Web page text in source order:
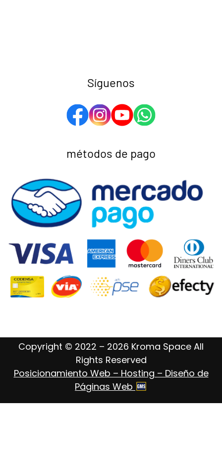
Síguenos
métodos de pago
Copyright © 2022 – 2026 Kroma Space All
Rights Reserved
Posicionamiento Web – Hosting – Diseño de
Páginas Web